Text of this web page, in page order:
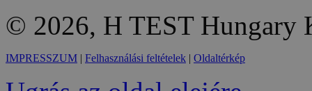
© 2026, H TEST Hungary
IMPRESSZUM | Felhasználási feltételek | Oldaltérkép